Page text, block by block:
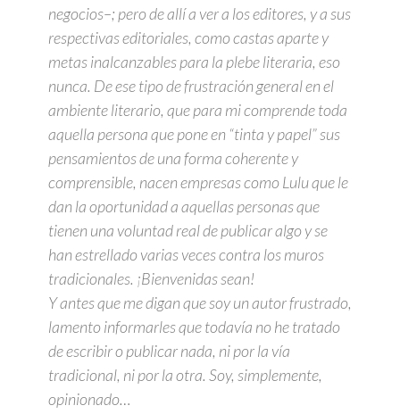
negocios–; pero de allí a ver a los editores, y a sus
respectivas editoriales, como castas aparte y
metas inalcanzables para la plebe literaria, eso
nunca. De ese tipo de frustración general en el
ambiente literario, que para mi comprende toda
aquella persona que pone en “tinta y papel” sus
pensamientos de una forma coherente y
comprensible, nacen empresas como Lulu que le
dan la oportunidad a aquellas personas que
tienen una voluntad real de publicar algo y se
han estrellado varias veces contra los muros
tradicionales. ¡Bienvenidas sean!
Y antes que me digan que soy un autor frustrado,
lamento informarles que todavía no he tratado
de escribir o publicar nada, ni por la vía
tradicional, ni por la otra. Soy, simplemente,
opinionado…